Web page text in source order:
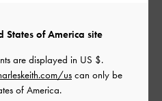
かった
よかった
States of America site
are displayed in US $.
uscan only be
of America.